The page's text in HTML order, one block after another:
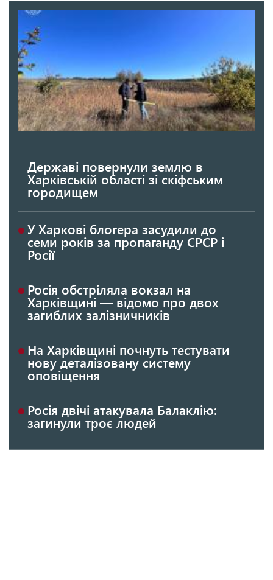
Державі повернули землю в
Харківській області зі скіфським
городищем
У Харкові блогера засудили до
семи років за пропаганду СРСР і
Росії
Росія обстріляла вокзал на
Харківщині — відомо про двох
загиблих залізничників
На Харківщині почнуть тестувати
нову деталізовану систему
оповіщення
Росія двічі атакувала Балаклію:
загинули троє людей